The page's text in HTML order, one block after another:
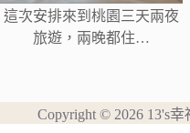
這次安排來到桃園三天兩夜
旅遊，兩晚都住…
Copyright © 2026 13's幸